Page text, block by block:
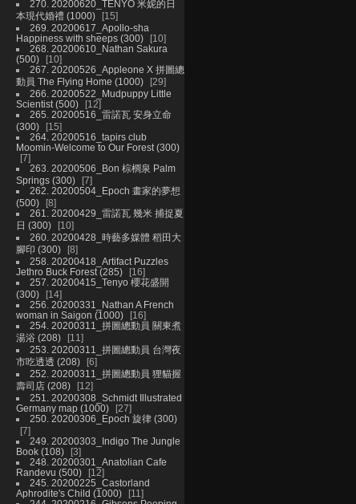
270. 20200620_TENYO 米妮的日
本現代婚禮 (1000)
15
269. 20200617_Apollo-sha
Happiness with sheeps (300)
10
268. 20200610_Nathan Sakura
(500)
10
267. 20200526_Appleone X 拼圖總
動員 The Flying Home (1000)
29
266. 20200522_Mudpuppy Little
Scientist (500)
12
265. 20200516_雷諾瓦 安身立命
(300)
15
264. 20200516_tapirs club
Moomin-Welcome to Our Forest (300)
7
263. 20200506_Bon 棕櫚泉 Palm
Springs (300)
7
262. 20200504_Epoch 畫家的夢想
(500)
8
261. 20200429_雷諾瓦 幾米 捕捉夏
日 (300)
10
260. 20200428_時藝多媒體 稻田大
腳印 (300)
8
258. 20200418_Artifact Puzzles
Jethro Buck Forest (285)
16
257. 20200415_Tenyo 櫻花盛開
(300)
14
256. 20200331_Nathan A French
woman in Saigon (1000)
16
254. 20200311_拼圖總動員 關東煮
湯浴 (208)
11
253. 20200311_拼圖總動員 台灣夜
市吃透透 (208)
6
252. 20200311_拼圖總動員 狸貓握
壽司店 (208)
12
251. 20200308_Schmidt Illustrated
Germany map (1000)
27
250. 20200306_Epoch 旋律 (300)
7
249. 20200303_Indigo The Jungle
Book (108)
3
248. 20200301_Anatolian Cafe
Randevu (500)
12
245. 20200225_Castorland
Aphrodite's Child (1000)
11